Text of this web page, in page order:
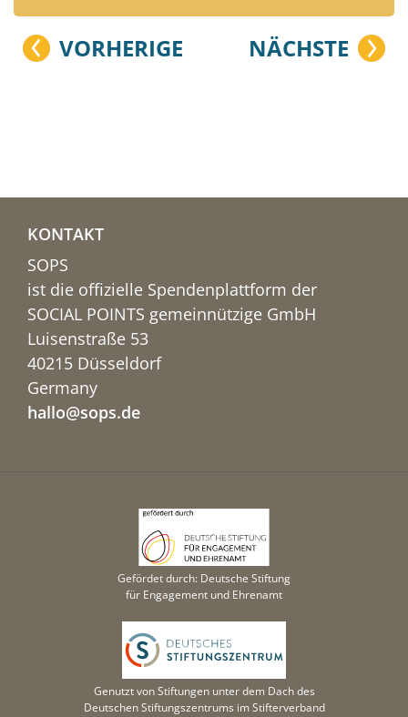
VORHERIGE NÄCHSTE
KONTAKT
SOPS
ist die offizielle Spendenplattform der
SOCIAL POINTS gemeinnützige GmbH
Luisenstraße 53
40215 Düsseldorf
Germany
hallo@sops.de
Gefördet durch: Deutsche Stiftung
für Engagement und Ehrenamt
Genutzt von Stiftungen unter dem Dach des
Deutschen Stiftungszentrums im Stifterverband